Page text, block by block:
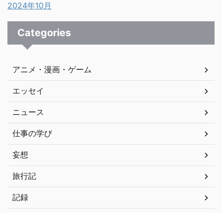
2024年10月
Categories
アニメ・漫画・ゲーム
エッセイ
ニュース
仕事の学び
妄想
旅行記
記録